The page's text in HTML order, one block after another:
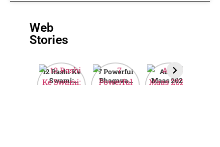
Web
Stories
12 Rashi Ke
Swami:
7 Powerful
Bhagavad
Adhik
Maas 2026: